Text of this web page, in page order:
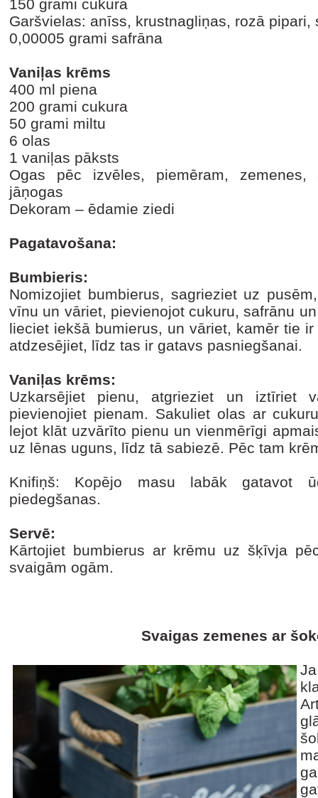
150 grami cukura
Garšvielas: anīss, krustnagliņas, rozā
0,00005 grami safrāna
Vaniļas krēms
400 ml piena
200 grami cukura
50 grami miltu
6 olas
1 vaniļas pāksts
Ogas pēc izvēles, piemēram,
jāņogas
Dekoram – ēdamie ziedi
Pagatavošana:
Bumbieris:
Nomizojiet bumbierus, sagrieziet uz
vīnu un vāriet, pievienojot cukuru, safrānu
lieciet iekšā bumierus, un vāriet, kamēr tie
atdzesējiet, līdz tas ir gatavs pasniegšanai.
Vaniļas krēms:
Uzkarsējiet pienu, atgrieziet un iztīriet
pievienojiet pienam. Sakuliet olas ar
lejot klāt uzvārīto pienu un vienmērīgi
uz lēnas uguns, līdz tā sabiezē. Pēc tam
Knifiņš: Kopējo masu labāk gatavot
piedegšanas.
Servē:
Kārtojiet bumbierus ar krēmu uz šķīvja
svaigām ogām.
Svaigas zemenes ar